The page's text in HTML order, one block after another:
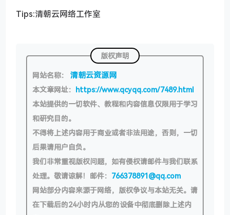
Tips:清朝云网络工作室
版权声明
网站名称： 清朝云资源网
本文章网址： https://www.qcyqq.com/7489.html
本站提供的一切软件、教程和内容信息仅限用于学习
和研究目的。
不得将上述内容用于商业或者非法用途，否则，一切
后果请用户自负。
我们非常重视版权问题，如有侵权请邮件与我们联系
处理。敬请谅解！邮件： 766378891@qq.com
网站部分内容来源于网络，版权争议与本站无关。请
在下载后的24小时内从您的设备中彻底删除上述内